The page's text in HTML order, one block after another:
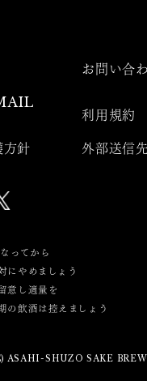
お問い合
利用規約
針 外部送信
ってから
にやめましょう
意し適量を
の飲酒は控えましょう
ASAHI-SHUZO SAKE